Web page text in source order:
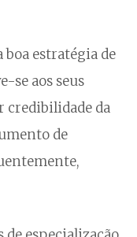
estratégia de
se aos seus
credibilidade da
de